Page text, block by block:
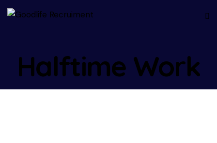
Halftime Work